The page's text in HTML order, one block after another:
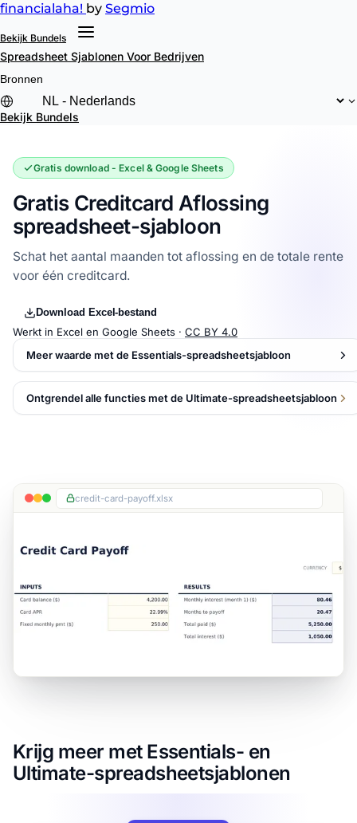
financialaha! by Segmio
Bekijk Bundels
Spreadsheet Sjablonen Voor Bedrijven
Bronnen
Bekijk Bundels
Gratis download - Excel & Google Sheets
Gratis Creditcard Aflossing
spreadsheet-sjabloon
Schat het aantal maanden tot aflossing en de totale rente
voor één creditcard.
Download Excel-bestand
Werkt in Excel en Google Sheets · CC BY 4.0
Meer waarde met de Essentials-spreadsheetsjabloon
Ontgrendel alle functies met de Ultimate-spreadsheetsjabloon
credit-card-payoff.xlsx
Krijg meer met Essentials- en
Ultimate-spreadsheetsjablonen